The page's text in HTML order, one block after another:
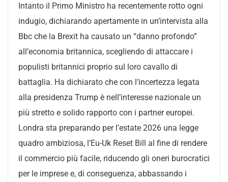
Intanto il Primo Ministro ha recentemente rotto ogni
indugio, dichiarando apertamente in un’intervista alla
Bbc che la Brexit ha causato un “danno profondo”
all’economia britannica, scegliendo di attaccare i
populisti britannici proprio sul loro cavallo di
battaglia. Ha dichiarato che con l’incertezza legata
alla presidenza Trump è nell’interesse nazionale un
più stretto e solido rapporto con i partner europei.
Londra sta preparando per l’estate 2026 una legge
quadro ambiziosa, l’Eu-Uk Reset Bill al fine di rendere
il commercio più facile, riducendo gli oneri burocratici
per le imprese e, di conseguenza, abbassando i